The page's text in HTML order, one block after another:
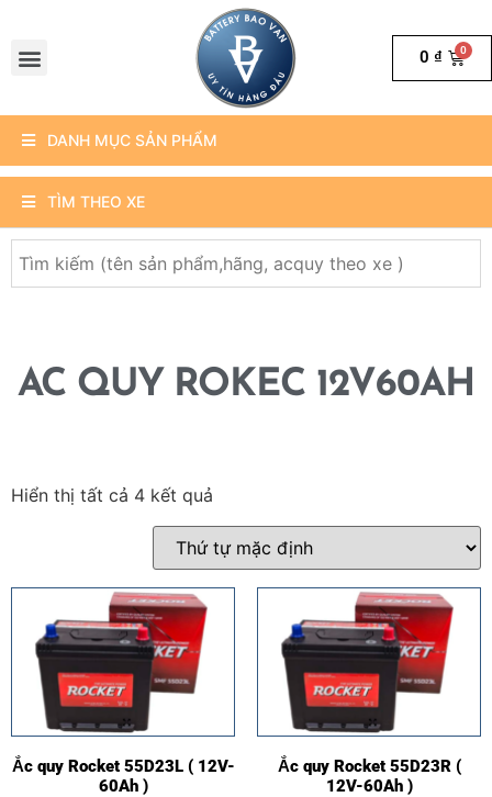
0 ₫
DANH MỤC SẢN PHẨM
TÌM THEO XE
AC QUY ROKEC 12V60AH
Hiển thị tất cả 4 kết quả
Ắc quy Rocket 55D23L ( 12V-
60Ah )
Ắc quy Rocket 55D23R (
12V-60Ah )